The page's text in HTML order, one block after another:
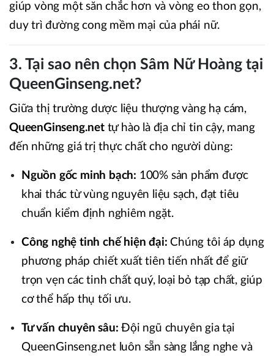
giúp vòng một săn chắc hơn và vòng eo thon gọn,
duy trì đường cong mềm mại của phái nữ.
3. Tại sao nên chọn Sâm Nữ Hoàng tại
QueenGinseng.net?
Giữa thị trường dược liệu thượng vàng hạ cám,
QueenGinseng.nettự hào là địa chỉ tin cậy, mang
đến những giá trị thực chất cho người dùng:
Nguồn gốc minh bạch: 100% sản phẩm được
khai thác từ vùng nguyên liệu sạch, đạt tiêu
chuẩn kiểm định nghiêm ngặt.
Công nghệ tinh chế hiện đại: Chúng tôi áp dụng
phương pháp chiết xuất tiên tiến nhất để giữ
trọn vẹn các tinh chất quý, loại bỏ tạp chất, giúp
cơ thể hấp thụ tối ưu.
Tư vấn chuyên sâu: Đội ngũ chuyên gia tại
QueenGinseng.net luôn sẵn sàng lắng nghe và